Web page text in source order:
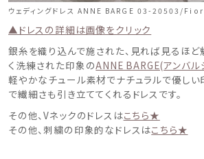
ウェディングドレス ANNE BARGE 03-20503/
▲ドレスの詳細は画像をクリック
銀糸を織り込んで施された、見れば見るほ
く洗練された印象のANNE BARGE(アンバル
軽やかなチュール素材でナチュラルで優しい
で繊細さも引き立ててくれるドレスです。
その他、Vネックのドレスはこちら★
その他、刺繍の印象的なドレスはこちら★